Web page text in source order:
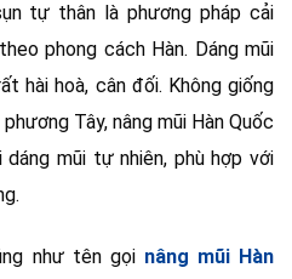
tự thân là phương pháp cải
phong cách Hàn. Dáng mũi
hài hoà, cân đối. Không giống
Tây, nâng mũi Hàn Quốc
mũi tự nhiên, phù hợp với
như tên gọi nâng mũi Hàn